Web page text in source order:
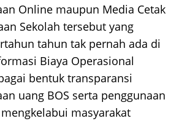
Online maupun Media Cetak
Sekolah tersebut yang
tahun tak pernah ada di
Biaya Operasional
bentuk transparansi
uang BOS serta penggunaan
masyarakat